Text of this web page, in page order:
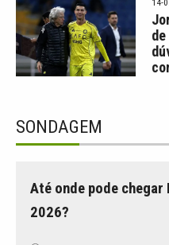
SONDAGEM
Até onde pode chegar
2026?